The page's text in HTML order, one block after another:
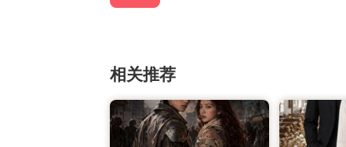
相关推荐